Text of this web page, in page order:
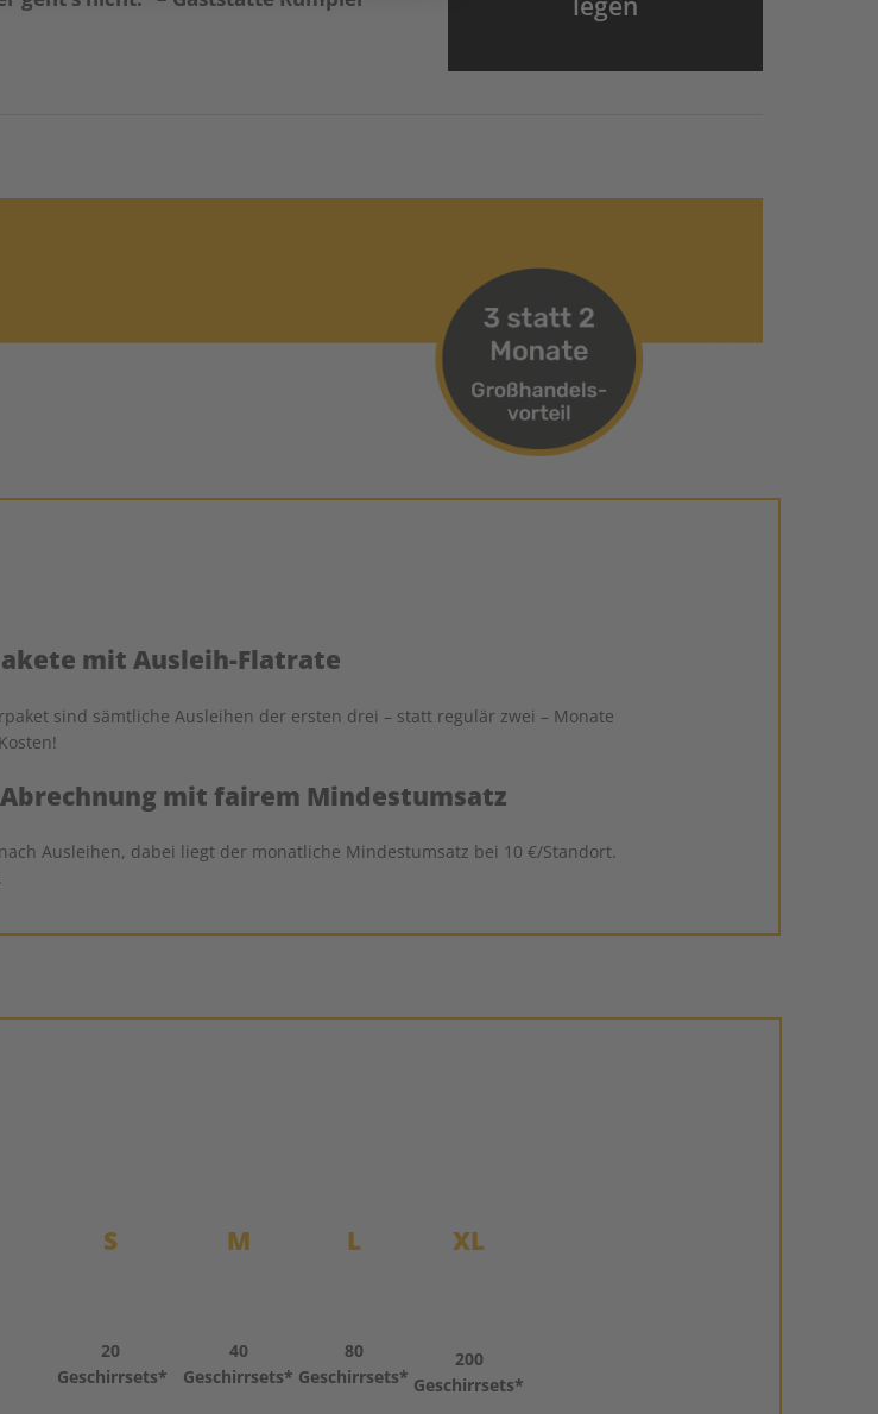
mit Ausleih-Flatrate
sind sämtliche Ausleihen der ersten drei – statt regulär zwei – Monate
mit fairem Mindestumsatz
Ausleihen, dabei liegt der monatliche Mindestumsatz bei 10 €/Standort.
S M L XL
20
Geschirrsets*
40
Geschirrsets*
80
Geschirrsets*
200
Geschirrsets*